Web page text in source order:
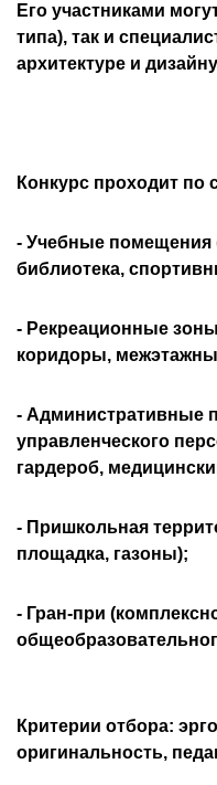
Его участниками
типа), так и
архитектуре и
Конкурс проходит
- Учебные помещения
библиотека,
- Рекреационные
коридоры,
- Административные
управленческого
гардероб,
- Пришкольная
площадка, газоны);
- Гран-при
Критерии отбора:
оригинальность,